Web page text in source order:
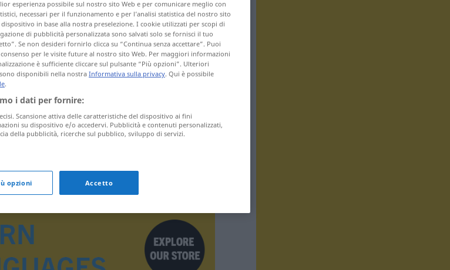
Sterbehemd
esperienza possibile sul nostro sito Web e per comunicare meglio con
necessari per il funzionamento e per l’analisi statistica del nostro sito
in base alla nostra preselezione. I cookie utilizzati per scopi di
di pubblicità personalizzata sono salvati solo se fornisci il tuo
Se non desideri fornirlo clicca su “Continua senza accettare”. Puoi
per le visite future al nostro sito Web. Per maggiori informazioni
è sufficiente cliccare sul pulsante “Più opzioni”. Ulteriori
disponibili nella nostra Informativa sulla privacy. Qui è possibile
.
i dati per fornire:
Scansione attiva delle caratteristiche del dispositivo ai fini
su dispositivo e/o accedervi. Pubblicità e contenuti personalizzati,
della pubblicità, ricerche sul pubblico, sviluppo di servizi.
opzioni Accetto